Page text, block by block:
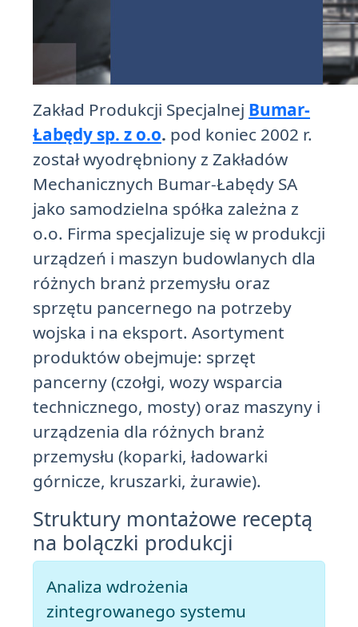
Zakład Produkcji Specjalnej Bumar-
Łabędy sp. z o.o. pod koniec 2002 r.
został wyodrębniony z Zakładów
Mechanicznych Bumar-Łabędy SA
jako samodzielna spółka zależna z
o.o. Firma specjalizuje się w produkcji
urządzeń i maszyn budowlanych dla
różnych branż przemysłu oraz
sprzętu pancernego na potrzeby
wojska i na eksport. Asortyment
produktów obejmuje: sprzęt
pancerny (czołgi, wozy wsparcia
technicznego, mosty) oraz maszyny i
urządzenia dla różnych branż
przemysłu (koparki, ładowarki
górnicze, kruszarki, żurawie).
Struktury montażowe receptą
na bolączki produkcji
Analiza wdrożenia
zintegrowanego systemu